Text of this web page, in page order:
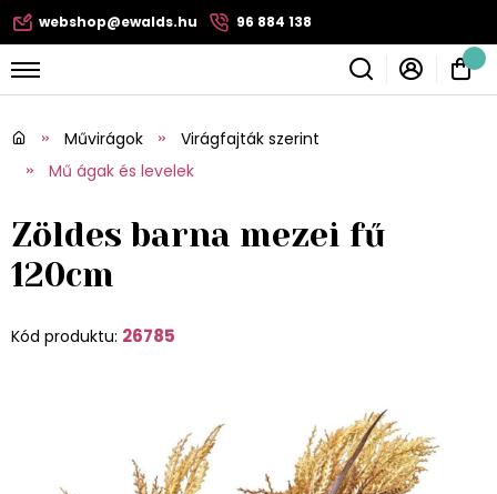
webshop@ewalds.hu 96 884 138
Művirágok
Virágfajták szerint
Mű ágak és levelek
Zöldes barna mezei fű
120cm
Kód produktu: 26785